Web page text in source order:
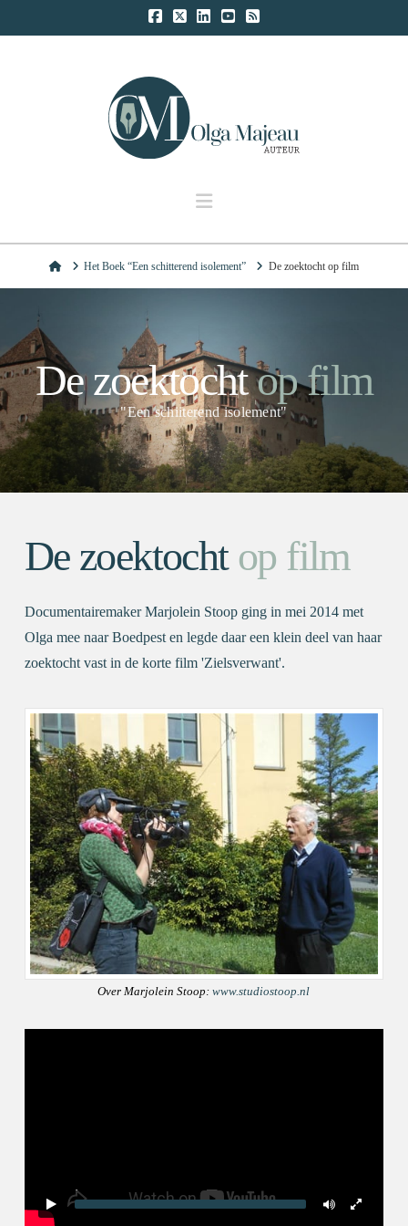
Navigation
HomeHet Boek “Een schitterend isolement” De zoektocht op film
De zoektochtop film
"Een schiiterend isolement"
De zoektocht op film
Documentairemaker Marjolein Stoop ging in mei 2014 met
Olga mee naar Boedpest en legde daar een klein deel van haar
zoektocht vast in de korte film 'Zielsverwant'.
Over Marjolein Stoop:www.studiostoop.nl